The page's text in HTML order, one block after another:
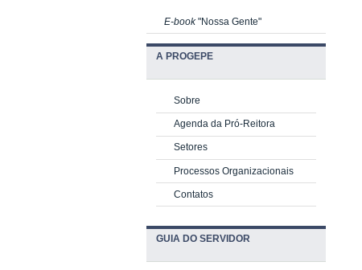
E-book"Nossa Gente"
A PROGEPE
Sobre
Agenda da Pró-Reitora
Setores
Processos Organizacionais
Contatos
GUIA DO SERVIDOR